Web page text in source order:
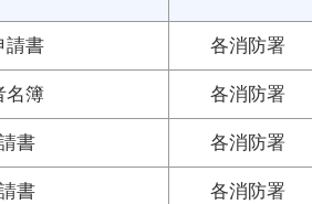
請書 各消防署
名簿 各消防署
書 各消防署
書 各消防署